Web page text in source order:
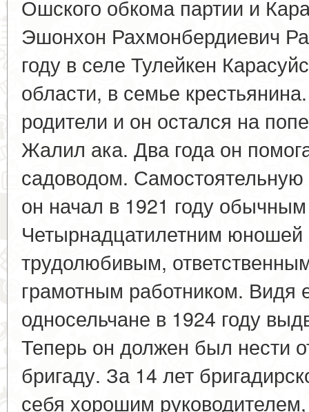
Ошского обкома партии и
Эшонхон Рахмонбердиевич
году в селе Тулейкен
области, в семье
родители и он остался на
Жалил ака. Два года он
садоводом. Самостоятельную
он начал в 1921 году
Четырнадцатилетним юношей
трудолюбивым,
грамотным работником. Видя
односельчане в 1924 году
Теперь он должен был нести
бригаду. За 14 лет
себя хорошим